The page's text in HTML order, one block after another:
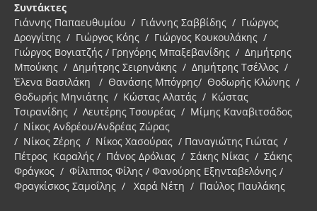
Συντάκτες
Γιάννης Παπαευθυμίου / Γιάννης Σαββίδης / Γιώργος
Δρογγίτης / Γιώργος Κόης / Γιώργος Κουκουλάκης /
Γιώργος Βογιατζής / Γρηγόρης Μπαξεβανίδης / Δημήτρης
Μπούκης / Δημήτρης Σειρηνάκης / Δημήτρης Τσέλλος /
Έλενα Βασιλάκη / Θανάσης Μπόγρης/ Θοδωρής Κλώνης /
Θοδωρής Μηνιάτης / Κώστας Αλατάς / Κώστας
Τσιρανίδης / Λευτέρης Τσουρέας / Μίμης Καναβιτσάδος
/ Νίκος Ανδρέου/Ανδρέας Ζώρας
/ Νίκος Ζέρης / Νίκος Χασούρας / Παναγιώτης Γιώτας /
Πέτρος Καραλής / Πάνος Δρόλιας / Σάκης Νίκας / Σάκης
Φράγκος / Φίλιππος Φίλης / Φανούρης Εξηνταβελόνης /
Φραγκίσκος Σαμοΐλης / Χαρά Νέτη / Παύλος Παυλάκης